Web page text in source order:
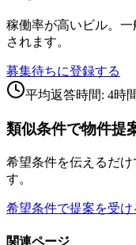
稼働率が高いビル。
されます。
募集待ちに登録する
平均返答時間: 4時
類似条件で物件提
希望条件を伝えるだ
す。
希望条件で提案を受け
関連ページ